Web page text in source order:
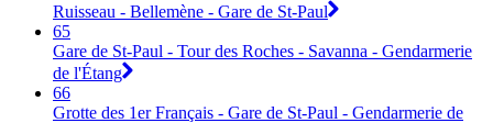
Ruisseau - Bellemène - Gare de St-Paul
65
Gare de St-Paul - Tour des Roches - Savanna - Gendarmerie
de l'Étang
66
Grotte des 1er Français - Gare de St-Paul - Gendarmerie de